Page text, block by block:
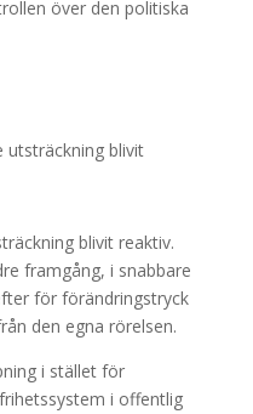
över den politiska
utsträckning blivit
blivit reaktiv.
framgång, i snabbare
för förändringstryck
den egna rörelsen.
i stället för
i offentlig